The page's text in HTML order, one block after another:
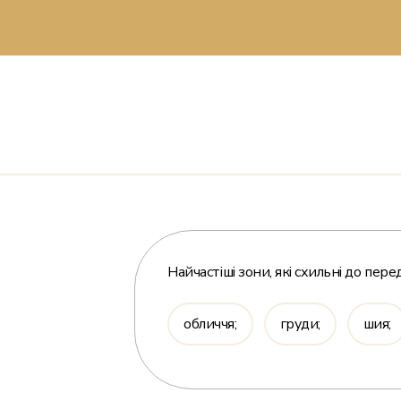
Найчастіші зони, які схильні до
обличчя; груди; шия;